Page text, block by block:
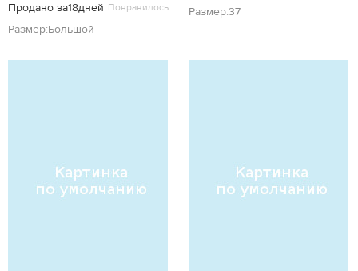
Продано за18дней Понравилось
Размер:Большой
Размер:37